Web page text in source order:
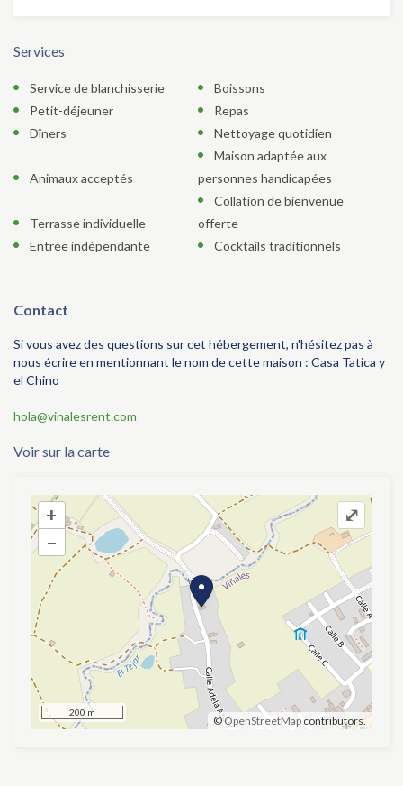
Services
Service de blanchisserie
Boissons
Petit-déjeuner
Repas
Dîners
Nettoyage quotidien
Animaux acceptés
Maison adaptée aux
personnes handicapées
Terrasse individuelle
Collation de bienvenue
offerte
Entrée indépendante
Cocktails traditionnels
Contact
Si vous avez des questions sur cet hébergement, n'hésitez pas à
nous écrire en mentionnant le nom de cette maison : Casa Tatica y
el Chino
hola@vinalesrent.com
Voir sur la carte
+
–
©OpenStreetMap contributors.
+
–
200 m
⤢